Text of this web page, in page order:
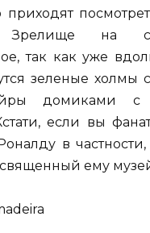
Зрелище на
так как уже
зеленые холмы
домиками с
если вы
в
ему